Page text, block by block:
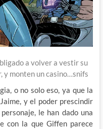
a volver a vestir su
y monten un casino…snifs
o no solo eso, ya que la
y el poder prescindir
le han dado una
con la que Giffen parece